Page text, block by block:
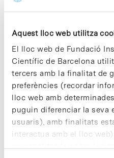
Aquest lloc web utilitza
El lloc web de Fundació
Científic de Barcelona
tercers amb la finalitat de
preferències (recordar
lloc web amb
puguin diferenciar la seva
usuaris), amb finalitats
interactua amb el lloc
personalitzada sobre la
CIÈNCIA
L’IRB Barcelona
el paper clau de
per garantir
vitals